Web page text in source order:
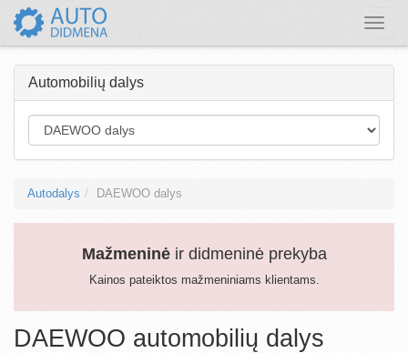
Toggle
Automobilių dalys
Autodalys DAEWOO dalys
Mažmeninėir didmeninė prekyba
Kainos pateiktos mažmeniniams klientams.
DAEWOO automobilių dalys